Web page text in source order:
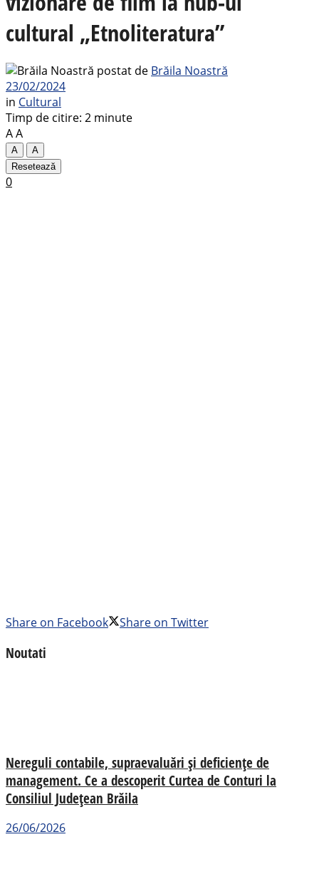
cultural „Etnoliteratura”
postat de Brăila Noastră
23/02/2024
in Cultural
Timp de citire: 2 minute
AA
A
A
Resetează
0
Share on Facebook Share on Twitter
Noutati
Nereguli contabile, supraevaluări și deficiențe de
management. Ce a descoperit Curtea de Conturi la
Consiliul Județean Brăila
26/06/2026